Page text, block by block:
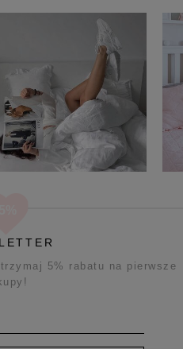
5% rabatu na pierwsze